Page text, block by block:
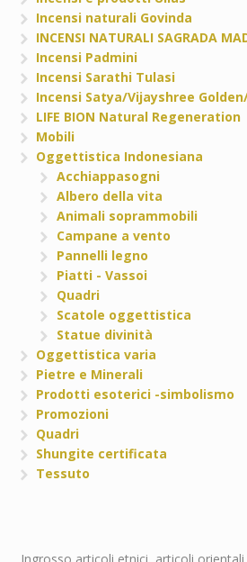
Incensi naturali Govinda
INCENSI NATURALI SAGRADA
Incensi Padmini
Incensi Sarathi Tulasi
Incensi Satya/Vijayshree
LIFE BION Natural Regeneration
Mobili
Oggettistica Indonesiana
Acchiappasogni
Albero della vita
Animali soprammobili
Campane a vento
Pannelli legno
Piatti - Vassoi
Quadri
Scatole oggettistica
Statue divinità
Oggettistica varia
Pietre e Minerali
Prodotti esoterici -simbolismo
Promozioni
Quadri
Shungite certificata
Tessuto